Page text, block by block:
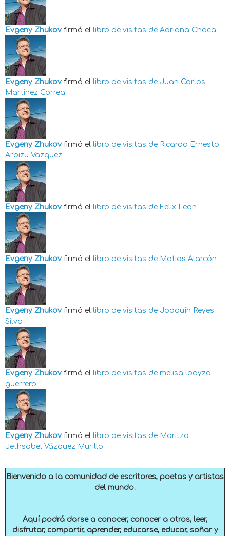
Evgeny Zhukov firmó el libro de visitas de Adriana Choca
Evgeny Zhukov firmó el libro de visitas de Juan Carlos
Martinez Correa
Evgeny Zhukov firmó el libro de visitas de Ricardo Ernesto
Arbizu Vazquez
Evgeny Zhukov firmó el libro de visitas de Felix Leon
Evgeny Zhukov firmó el libro de visitas de Matias Alarcón
Evgeny Zhukov firmó el libro de visitas de Joaquín Reyes
Silva
Evgeny Zhukov firmó el libro de visitas de melisa loayza
guerrero
Evgeny Zhukov firmó el libro de visitas de Maritza
Jethsabel Vázquez Murillo
Bienvenido a la comunidad de escritores, poetas y artistas
del mundo.
Aquí podrá darse a conocer, conocer a otros, leer,
disfrutar, compartir, aprender, educarse, educar, soñar y